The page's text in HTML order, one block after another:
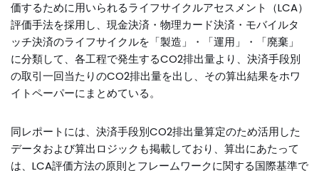
価するために用いられるライフサイクルアセスメント（LCA）
評価手法を採用し、現金決済・物理カード決済・モバイルタ
ッチ決済のライフサイクルを「製造」・「運用」・「廃棄」
に分類して、各工程で発生するCO2排出量より、決済手段別
の取引一回当たりのCO2排出量を出し、その算出結果をホワ
イトペーパーにまとめている。
同レポートには、決済手段別CO2排出量算定のため活用した
データおよび算出ロジックも掲載しており、算出にあたって
は、LCA評価方法の原則とフレームワークに関する国際基準で